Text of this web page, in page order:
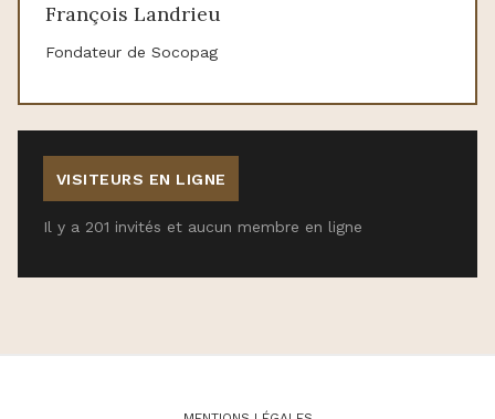
François Landrieu
Fondateur de Socopag
VISITEURS EN LIGNE
Il y a 201 invités et aucun membre en ligne